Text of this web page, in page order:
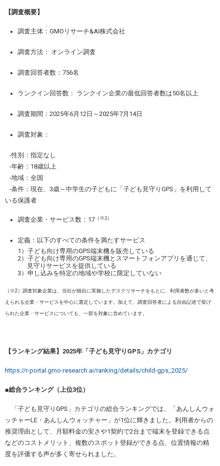
【調査概要】
・ 調査主体：GMOリサーチ&AI株式会社
・ 調査方法： オンライン調査
・ 調査回答者数：756名
・ ランクイン回答数： ランクイン企業の最低回答者数は50名以上
・ 調査期間：2025年6月12日～2025年7月14日
・ 調査対象：
‐性別：指定なし
‐年齢：18歳以上
‐地域：全国
‐条件：現在、3歳～中学生の子どもに「子ども見守りGPS」を利用して
いる保護者
・ 調査企業・サービス数：17 （※2）
・
定義：以下のすべての条件を満たすサービス
1）子ども向け専用のGPS端末機を販売している
2）子ども向け専用のGPS端末機とスマートフォンアプリを通じて、
見守りサービスを提供している
3）申し込みを特定の地域や学校に限定していない
（※2）調査対象企業は、当社が独自に実施したデスクリサーチをもとに、利用者数が多いと考
えられる企業・サービスを中心に選定しています。加えて、調査回答者による自由記述で挙げ
られた企業・サービスについても、一部を対象に含めています。
【ランキング結果】2025年「子ども見守りGPS」カテゴリ
https://r-portal.gmo-research.ai/ranking/details/child-gps_2025/
■総合ランキング（上位3位）
「子ども見守りGPS」カテゴリの総合ランキングでは、「あんしんウォ
ッチャーLE・あんしんウォッチャー」が1位に輝きました。利用者からの
推奨理由として、月額料金の安さや1契約で2台まで端末を登録できる点
などのコストメリット、複数のスポット登録ができる点、位置情報の精
度を評価する声が多く寄せられました。